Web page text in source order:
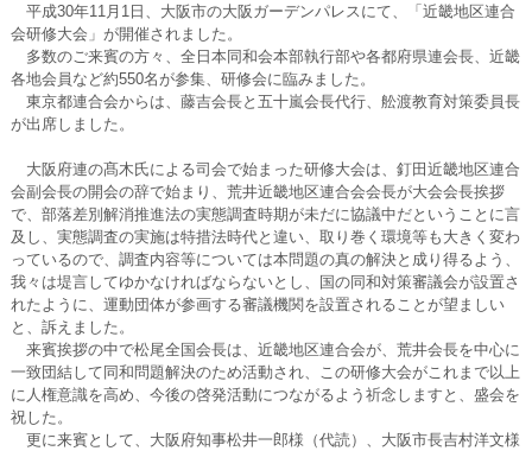
平成30年11月1日、大阪市の大阪ガーデンパレスにて、「近畿地区連合
会研修大会」が開催されました。
多数のご来賓の方々、全日本同和会本部執行部や各都府県連会長、近畿
各地会員など約550名が参集、研修会に臨みました。
東京都連合会からは、藤吉会長と五十嵐会長代行、舩渡教育対策委員長
が出席しました。
大阪府連の髙木氏による司会で始まった研修大会は、釘田近畿地区連合
会副会長の開会の辞で始まり、荒井近畿地区連合会会長が大会会長挨拶
で、部落差別解消推進法の実態調査時期が未だに協議中だということに言
及し、実態調査の実施は特措法時代と違い、取り巻く環境等も大きく変わ
っているので、調査内容等については本問題の真の解決と成り得るよう、
我々は堤言してゆかなければならないとし、国の同和対策審議会が設置さ
れたように、運動団体が参画する審議機関を設置されることが望ましい
と、訴えました。
来賓挨拶の中で松尾全国会長は、近畿地区連合会が、荒井会長を中心に
一致団結して同和問題解決のため活動され、この研修大会がこれまで以上
に人権意識を高め、今後の啓発活動につながるよう祈念しますと、盛会を
祝した。
更に来賓として、大阪府知事松井一郎様（代読）、大阪市長吉村洋文様